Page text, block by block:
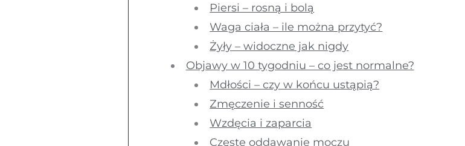
Piersi – rosną i bolą
Waga ciała – ile można przytyć?
Żyły – widoczne jak nigdy
Objawy w 10 tygodniu – co jest normalne?
Mdłości – czy w końcu ustąpią?
Zmęczenie i senność
Wzdęcia i zaparcia
Częste oddawanie moczu